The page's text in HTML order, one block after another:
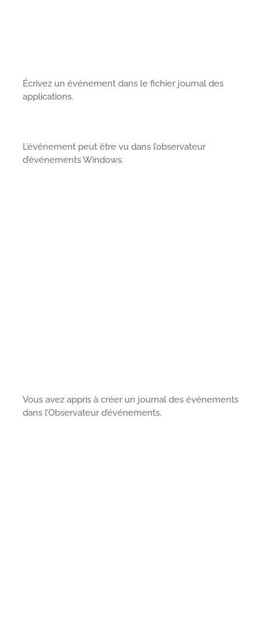
Écrivez un événement dans le fichier journal des
applications.
L’événement peut être vu dans l’observateur
d’événements Windows.
Vous avez appris à créer un journal des événements
dans l’Observateur d’événements.